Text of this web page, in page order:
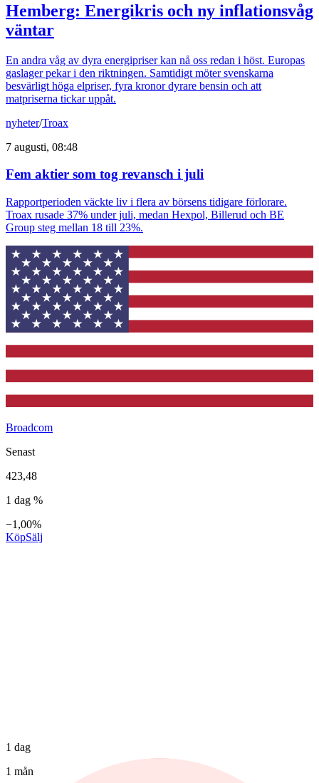
Hemberg: Energikris och ny inflationsvåg
väntar
En andra våg av dyra energipriser kan nå oss redan i höst. Europas
gaslager pekar i den riktningen. Samtidigt möter svenskarna
besvärligt höga elpriser, fyra kronor dyrare bensin och att
matpriserna tickar uppåt.
nyheter/Troax
7 augusti, 08:48
Fem aktier som tog revansch i juli
Rapportperioden väckte liv i flera av börsens tidigare förlorare.
Troax rusade 37% under juli, medan Hexpol, Billerud och BE
Group steg mellan 18 till 23%.
Broadcom
Senast
423,48
1 dag %
−1,00%
KöpSälj
1 dag
1 mån